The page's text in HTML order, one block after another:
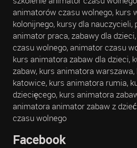
animatorów czasu wolnego, kurs
kolonijnego, kursy dla nauczycieli,
animator praca, zabawy dla
czasu wolnego, animator czasu
kurs animatora zabaw dla dzieci,
zabaw, kurs animatora
katowice, kurs animatora rumia,
dziecięcego, kurs animatora
animatora animator zabaw z
czasu wolnego
Facebook